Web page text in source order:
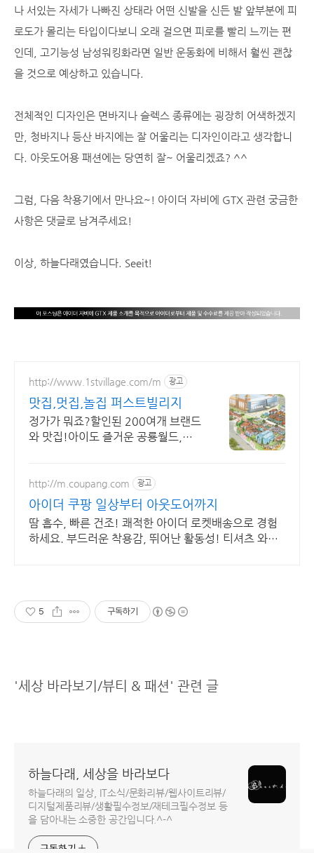
나 서있는 자세가 나빠진 상태라 어떤 신발을 신든 발 앞부분에 피
로도가 몰리는 타입이다보니 오래 걸으면 피로를 빨리 느끼는 편
인데, 고기능성 남성워킹화라면 일반 운동화에 비해서 훨씬 괜찮
을 것으로 예상하고 있습니다.
전체적인 디자인은 면바지나 슬렉스 종류에는 굉장히 어색하겠지
만, 청바지나 등산 바지에는 잘 어울리는 디자인이라고 생각합니
다. 아웃도어용 패션에는 당연히 잘~ 어울리겠죠? ^^
그럼, 다음 착용기에서 만나요~! 아이더 자비에 GTX 관련 궁금한
사항은 댓글로 남겨주세요!
이상, 하늘다래였습니다. Seeit!
http://www.1stvillage.com/m 광고
맛집,멋집,놀집 퍼스트빌리지
정가가 뭐죠?할인된 200여개 브랜드
와 맛집!아이도 즐거운 공룡월드,챔
http://m.coupang.com 광고
아이더 쿠팡 일상부터 아웃도어까지
땀 흡수, 빠른 건조! 쾌적한 아이더 로켓배송으로 경험
하세요. 부드러운 착용감, 뛰어난 활동성! 티셔츠 와우
5 구독하기
'세상 바라보기/뷰티 & 패션' 관련 글
하늘다래, 세상을 바라보다
하늘다래의 일상, IT소식/문화리뷰/웹사이트리뷰/
디지털제품리뷰/생활필수정보/재테크필수정보 등
을 담아내는 소중한 공간입니다.^-^
구독하기